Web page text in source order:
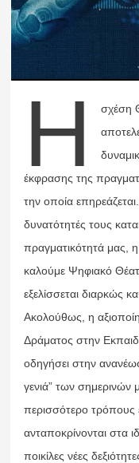
Η
σχέση
έκφρασης της
την οποία
δυνατότητές τους
πραγματικότητά μας,
καλούμε Ψηφιακό
εξελίσσεται διαρκώς
Ακολούθως, η
Δράματος στην
οδηγήσει στην
γενιά” των σημερινών
περισσότερο τρόπους
ανταποκρίνονται στα
ποικίλες νέες